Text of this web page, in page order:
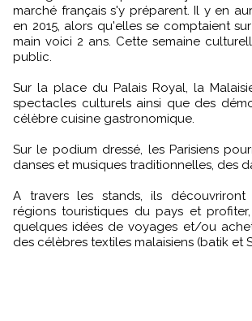
marché français s'y préparent. Il y en
en 2015, alors qu'elles se comptaient
main voici 2 ans. Cette semaine
public.
Sur la place du Palais Royal, la
spectacles culturels ainsi que des
célèbre cuisine gastronomique.
Sur le podium dressé, les Parisiens
danses et musiques traditionnelles, des
A travers les stands, ils
régions touristiques du pays et
quelques idées de voyages et/ou
des célèbres textiles malaisiens (batik et